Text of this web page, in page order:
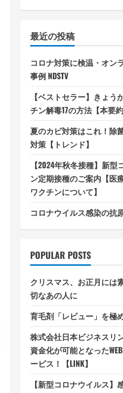
最近の投稿
コロナ対策に検温・オン
事例 NDSTV
【ベストセラー】きょう
チン解毒17の方法【本要約
夏のカビ対策はこれ！除
対策【トレンド】
【2024年秋冬接種】新
ン定期接種のご案内【医
ワクチンについて】
コロナウイルス感染の抗
POPULAR POSTS
クリスマス、お正月には
切なあの人に
育毛剤「レビュー」を極
株式会社日本ビジネスリ
資金化が可能となった
ービス！【LINK】
【新型コロナウイルス】